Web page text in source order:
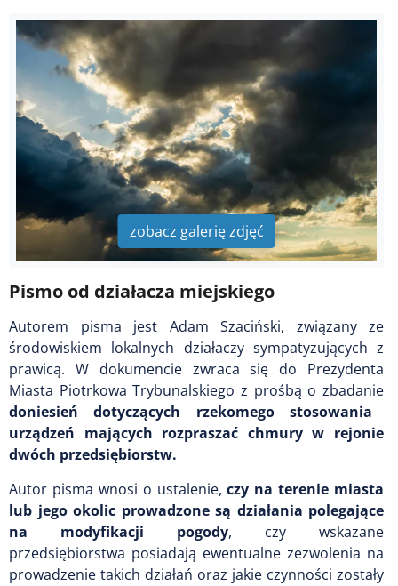
zobacz galerię zdjęć
Pismo od działacza miejskiego
Autorem pisma jest Adam Szaciński, związany ze
środowiskiem lokalnych działaczy sympatyzujących z
prawicą. W dokumencie zwraca się do Prezydenta
Miasta Piotrkowa Trybunalskiego z prośbą o zbadanie
doniesień dotyczących rzekomego stosowania
urządzeń mających rozpraszać chmury w rejonie
dwóch przedsiębiorstw.
Autor pisma wnosi o ustalenie,czy na terenie miasta
lub jego okolic prowadzone są działania polegające
na modyfikacji pogody, czy wskazane
przedsiębiorstwa posiadają ewentualne zezwolenia na
prowadzenie takich działań oraz jakie czynności zostały